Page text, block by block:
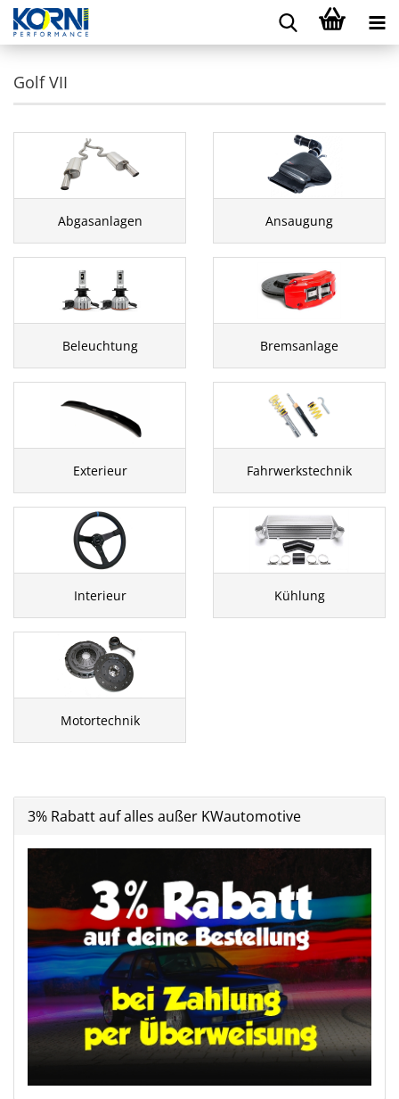
Golf VII
Abgasanlagen Ansaugung
Beleuchtung Bremsanlage
Exterieur Fahrwerkstechnik
Interieur Kühlung
Motortechnik
3% Rabatt auf alles außer KWautomotive